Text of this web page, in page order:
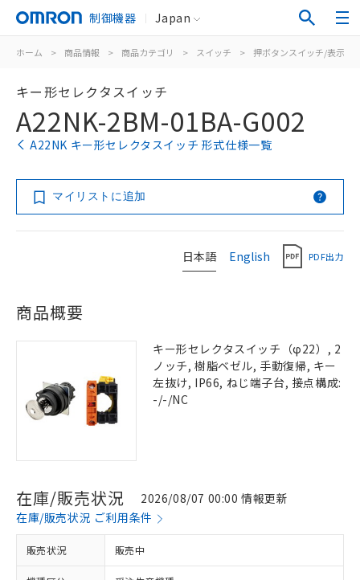
制御機器 Japan
ホーム > 商品情報 > 商品カテゴリ > スイッチ > 押ボタンスイッチ/表示灯
キー形セレクタスイッチ
A22NK-2BM-01BA-G002
A22NK キー形セレクタスイッチ 形式仕様一覧
マイリストに追加
日本語 English PDF出力
商品概要
キー形セレクタスイッチ（φ22）, 2
ノッチ, 樹脂ベゼル, 手動復帰, キー
左抜け, IP66, ねじ端子台, 接点構成:
-/-/NC
在庫/販売状況
2026/08/07 00:00 情報更新
在庫/販売状況 ご利用条件
販売状況 販売中